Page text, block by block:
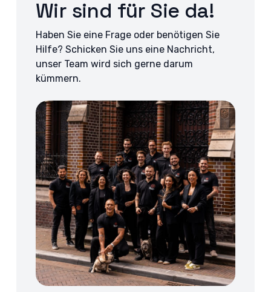
Wir sind für Sie da!
Haben Sie eine Frage oder benötigen Sie
Hilfe? Schicken Sie uns eine Nachricht,
unser Team wird sich gerne darum
kümmern.